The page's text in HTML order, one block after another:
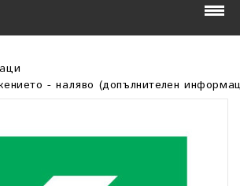
- наляво (допълнителен